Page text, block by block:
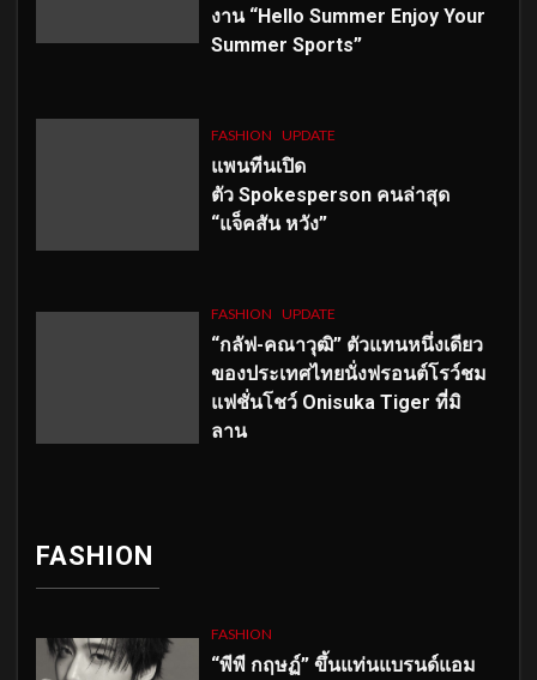
งาน “Hello Summer Enjoy Your
Summer Sports”
FASHION UPDATE
แพนทีนเปิด
ตัว Spokesperson คนล่าสุด
“แจ็คสัน หวัง”
FASHION UPDATE
“กลัฟ-คณาวุฒิ” ตัวแทนหนึ่งเดียว
ของประเทศไทยนั่งฟรอนต์โรว์ชม
แฟชั่นโชว์ Onisuka Tiger ที่มิ
ลาน
FASHION
FASHION
“พีพี กฤษฏ์” ขึ้นแท่นแบรนด์แอม